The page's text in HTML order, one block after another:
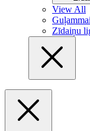
View All
Zīdaiņu